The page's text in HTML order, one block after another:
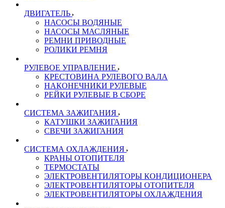
ДВИГАТЕЛЬ
НАСОСЫ ВОДЯНЫЕ
НАСОСЫ МАСЛЯНЫЕ
РЕМНИ ПРИВОДНЫЕ
РОЛИКИ РЕМНЯ
РУЛЕВОЕ УПРАВЛЕНИЕ
КРЕСТОВИНА РУЛЕВОГО ВАЛА
НАКОНЕЧНИКИ РУЛЕВЫЕ
РЕЙКИ РУЛЕВЫЕ В СБОРЕ
СИСТЕМА ЗАЖИГАНИЯ
КАТУШКИ ЗАЖИГАНИЯ
СВЕЧИ ЗАЖИГАНИЯ
СИСТЕМА ОХЛАЖДЕНИЯ
КРАНЫ ОТОПИТЕЛЯ
ТЕРМОСТАТЫ
ЭЛЕКТРОВЕНТИЛЯТОРЫ КОНДИЦИОНЕРА
ЭЛЕКТРОВЕНТИЛЯТОРЫ ОТОПИТЕЛЯ
ЭЛЕКТРОВЕНТИЛЯТОРЫ ОХЛАЖДЕНИЯ